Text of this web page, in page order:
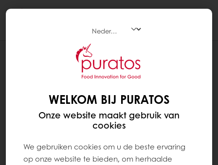
SINTKOEK APPEL-KARAMEL
WELKOM BIJ PURATOS
Onze website maakt gebruik van
cookies
We gebruiken cookies om u de beste ervaring
op onze website te bieden, om herhaalde